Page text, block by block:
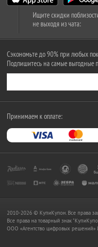
Ищите скидки
не выходя из чата:
Сэкономьте до 90% при любых
Подпишитесь на самые выгодные
Принимаем к оплате:
2010-2026 © КупиКупон. Все права
Все права на товарный знак
OOO «Агентство цифровых